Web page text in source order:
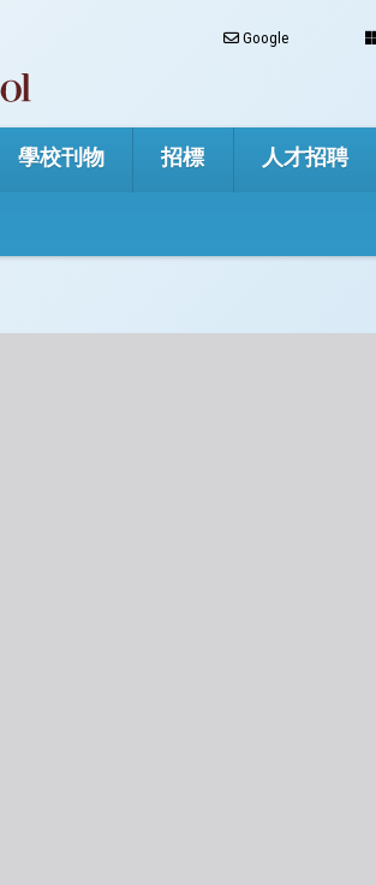
Google
學校刊物 招標 人才招聘